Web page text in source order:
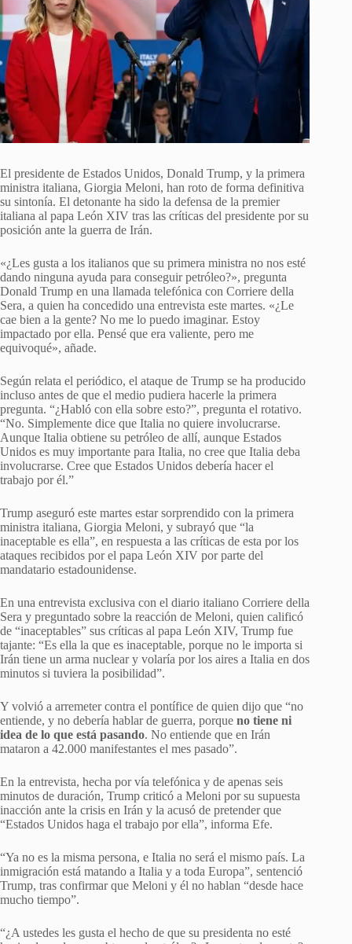
El presidente de Estados Unidos, Donald Trump, y la primera
ministra italiana, Giorgia Meloni, han roto de forma definitiva
su sintonía. El detonante ha sido la defensa de la premier
italiana al papa León XIV tras las críticas del presidente por su
posición ante la guerra de Irán.
«¿Les gusta a los italianos que su primera ministra no nos esté
dando ninguna ayuda para conseguir petróleo?», pregunta
Donald Trump en una llamada telefónica con Corriere della
Sera, a quien ha concedido una entrevista este martes. «¿Le
cae bien a la gente? No me lo puedo imaginar. Estoy
impactado por ella. Pensé que era valiente, pero me
equivoqué», añade.
Según relata el periódico, el ataque de Trump se ha producido
incluso antes de que el medio pudiera hacerle la primera
pregunta. “¿Habló con ella sobre esto?”, pregunta el rotativo.
“No. Simplemente dice que Italia no quiere involucrarse.
Aunque Italia obtiene su petróleo de allí, aunque Estados
Unidos es muy importante para Italia, no cree que Italia deba
involucrarse. Cree que Estados Unidos debería hacer el
trabajo por él.”
Trump aseguró este martes estar sorprendido con la primera
ministra italiana, Giorgia Meloni, y subrayó que “la
inaceptable es ella”, en respuesta a las críticas de esta por los
ataques recibidos por el papa León XIV por parte del
mandatario estadounidense.
En una entrevista exclusiva con el diario italiano Corriere della
Sera y preguntado sobre la reacción de Meloni, quien calificó
de “inaceptables” sus críticas al papa León XIV, Trump fue
tajante: “Es ella la que es inaceptable, porque no le importa si
Irán tiene un arma nuclear y volaría por los aires a Italia en dos
minutos si tuviera la posibilidad”.
Y volvió a arremeter contra el pontífice de quien dijo que “no
entiende, y no debería hablar de guerra, porque no tiene ni
idea de lo que está pasando. No entiende que en Irán
mataron a 42.000 manifestantes el mes pasado”.
En la entrevista, hecha por vía telefónica y de apenas seis
minutos de duración, Trump criticó a Meloni por su supuesta
inacción ante la crisis en Irán y la acusó de pretender que
“Estados Unidos haga el trabajo por ella”, informa Efe.
“Ya no es la misma persona, e Italia no será el mismo país. La
inmigración está matando a Italia y a toda Europa”, sentenció
Trump, tras confirmar que Meloni y él no hablan “desde hace
mucho tiempo”.
“¿A ustedes les gusta el hecho de que su presidenta no esté